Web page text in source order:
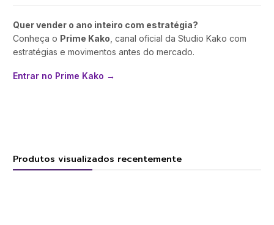
Quer vender o ano inteiro com estratégia?
Conheça o Prime Kako , canal oficial da Studio Kako com
estratégias e movimentos antes do mercado.
Entrar no Prime Kako →
Produtos visualizados recentemente